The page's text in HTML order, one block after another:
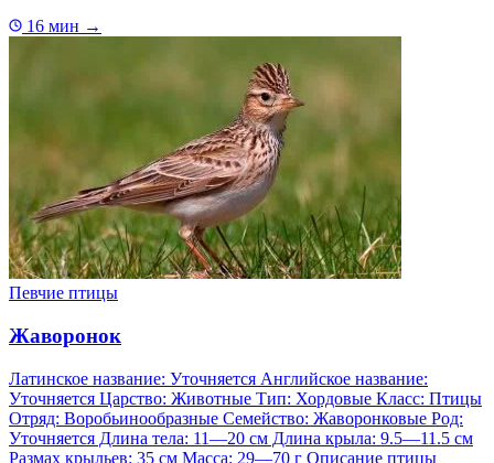
16 мин →
Певчие птицы
Жаворонок
Латинское название: Уточняется Английское название:
Уточняется Царство: Животные Тип: Хордовые Класс: Птицы
Отряд: Воробьинообразные Семейство: Жаворонковые Род:
Уточняется Длина тела: 11—20 см Длина крыла: 9.5—11.5 см
Размах крыльев: 35 см Масса: 29—70 г Описание птицы